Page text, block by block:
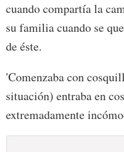
cuando compartía la
su familia cuando se
de éste.
'Comenzaba con
situación) entraba en
extremadamente